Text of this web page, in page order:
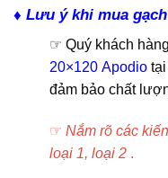
♦ Lưu ý khi mua
☞ Quý khách
20×120 Apodio
đảm bảo chất
☞ Nắm rõ các
loại 1, loại 2 .